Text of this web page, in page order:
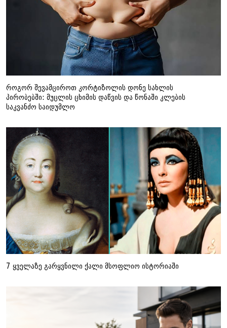
როგორ შევამციროთ კორტიზოლის დონე სახლის
პირობებში: მუცლის ცხიმის დაწვის და წონაში კლების
საკვანძო საიდუმლო
7 ყველაზე გარყვნილი ქალი მსოფლიო ისტორიაში